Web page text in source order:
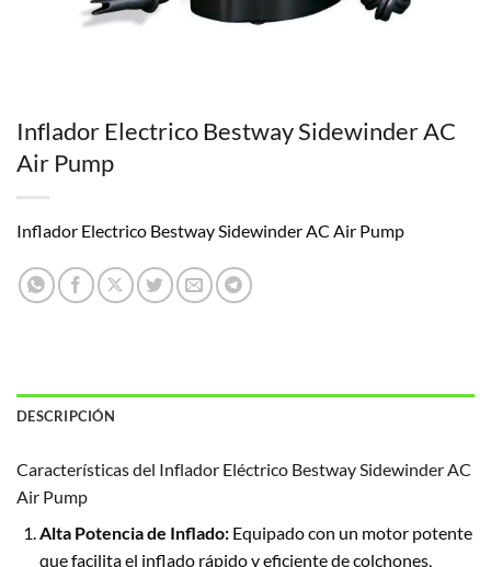
Inflador Electrico Bestway Sidewinder AC
Air Pump
Inflador Electrico Bestway Sidewinder AC Air Pump
DESCRIPCIÓN
Características del Inflador Eléctrico Bestway Sidewinder AC
Air Pump
Alta Potencia de Inflado:Equipado con un motor potente
que facilita el inflado rápido y eficiente de colchones,